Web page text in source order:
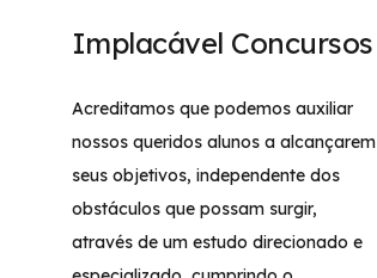
Implacável Concursos
Acreditamos que podemos auxiliar
nossos queridos alunos a alcançarem
seus objetivos, independente dos
obstáculos que possam surgir,
através de um estudo direcionado e